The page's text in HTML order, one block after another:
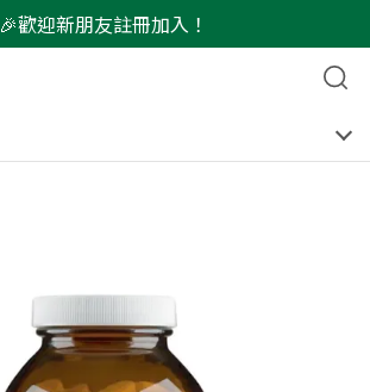
🎉歡迎新朋友註冊加入！